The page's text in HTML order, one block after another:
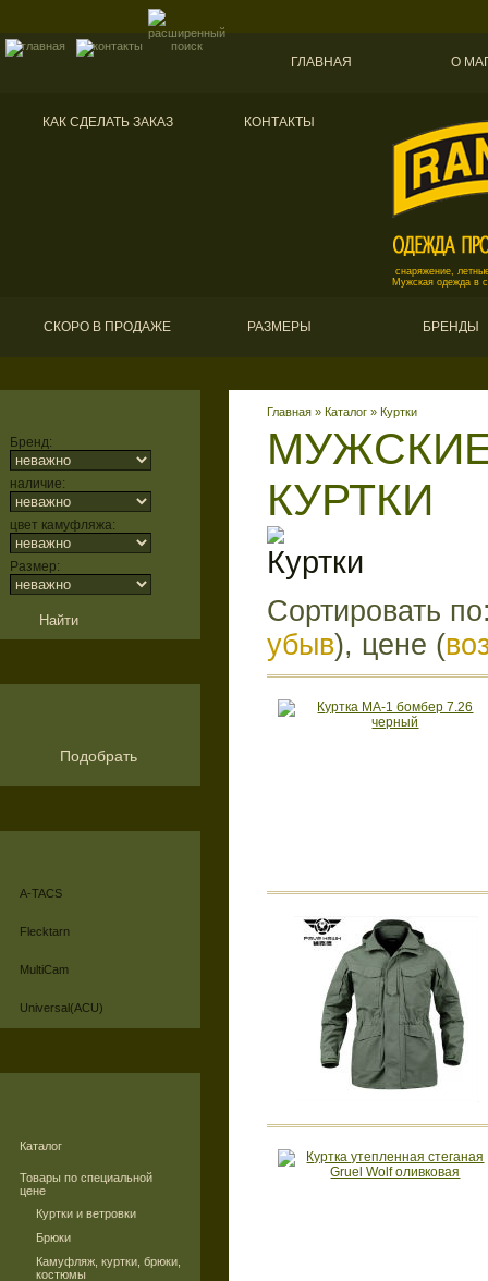
ГЛАВНАЯ О
КАК СДЕЛАТЬ ЗАКАЗ КОНТАКТЫ
снаряжение,
Мужская одежда в
СКОРО В ПРОДАЖЕ РАЗМЕРЫ БРЕНДЫ
Бренд:
наличие:
цвет камуфляжа:
Размер:
Подобрать
A-TACS
Flecktarn
MultiCam
Universal(ACU)
Каталог
Товары по специальной
цене
Куртки и ветровки
Брюки
Камуфляж, куртки, брюки,
костюмы
КУРТКИ
Главная » Каталог » Куртки
Сортировать
убыв), цене (